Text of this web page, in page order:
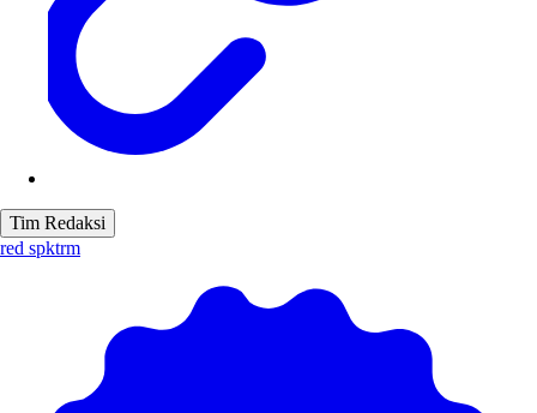
Tim Redaksi
red spktrm